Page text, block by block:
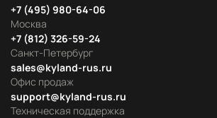
Москва
+7 (495) 980-64-06
Офис продаж
sales@kyland-rus.ru
Санкт-Петербург
+7 (812) 326-59-24
Техническая поддержка
support@kyland-rus.ru